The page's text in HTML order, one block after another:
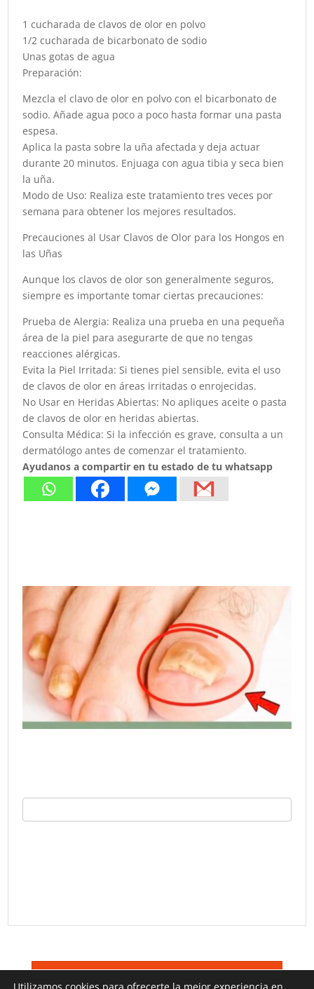
1 cucharada de clavos de olor en polvo
1/2 cucharada de bicarbonato de sodio
Unas gotas de agua
Preparación:
Mezcla el clavo de olor en polvo con el bicarbonato de
sodio. Añade agua poco a poco hasta formar una pasta
espesa.
Aplica la pasta sobre la uña afectada y deja actuar
durante 20 minutos. Enjuaga con agua tibia y seca bien
la uña.
Modo de Uso: Realiza este tratamiento tres veces por
semana para obtener los mejores resultados.
Precauciones al Usar Clavos de Olor para los Hongos en
las Uñas
Aunque los clavos de olor son generalmente seguros,
siempre es importante tomar ciertas precauciones:
Prueba de Alergia: Realiza una prueba en una pequeña
área de la piel para asegurarte de que no tengas
reacciones alérgicas.
Evita la Piel Irritada: Si tienes piel sensible, evita el uso
de clavos de olor en áreas irritadas o enrojecidas.
No Usar en Heridas Abiertas: No apliques aceite o pasta
de clavos de olor en heridas abiertas.
Consulta Médica: Si la infección es grave, consulta a un
dermatólogo antes de comenzar el tratamiento.
Ayudanos a compartir en tu estado de tu whatsapp